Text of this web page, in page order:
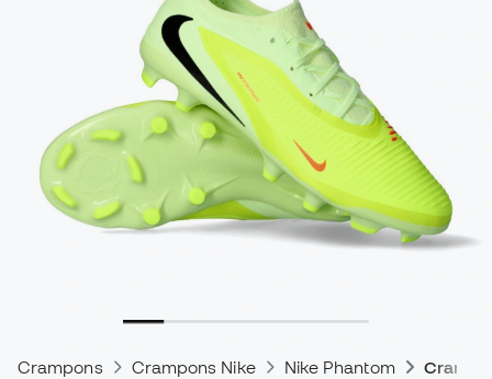
Crampons Crampons Nike Nike Phantom